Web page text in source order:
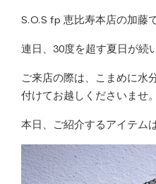
S.O.S fp 恵比寿本店の加藤で
連日、30度を超す夏日が続
ご来店の際は、こまめに水
付けてお越しくださいませ。
本日、ご紹介するアイテム